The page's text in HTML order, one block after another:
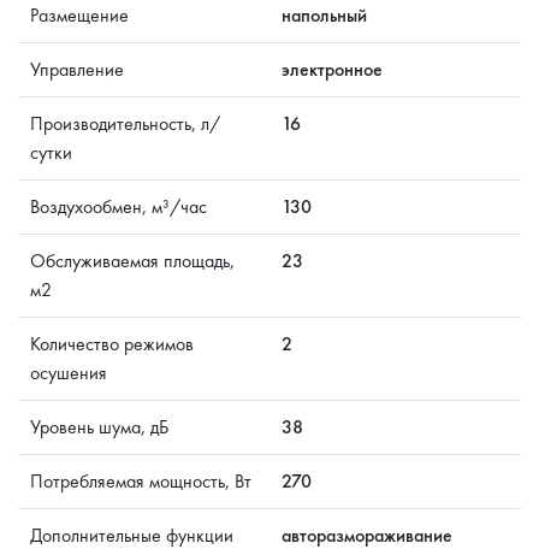
Размещение напольный
Управление электронное
Производительность, л/
сутки
16
Воздухообмен, м³/час 130
Обслуживаемая площадь,
м2
23
Количество режимов
осушения
2
Уровень шума, дБ 38
Потребляемая мощность, Вт 270
Дополнительные функции авторазмораживание